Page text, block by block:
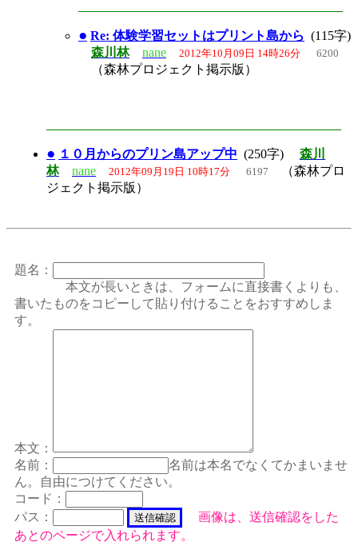
● Re: 体験学習セットはプリント島から (115字)
森川林
nane 2012年10月09日 14時26分 6200
（森林プロジェクト掲示版）
● １０月からのプリン島アップ中 (250字) 森川
林
nane 2012年09月19日 10時17分 6197
（森林プロ
ジェクト掲示版）
題名：
本文が長いときは、フォームに直接書くよりも、
書いたものをコピーして貼り付けることをおすすめしま
す。
本文：
名前：
名前は本名でなくてかまいませ
ん。自由につけてください。
コード：
パス：
画像は、送信確認をした
あとのページで入れられます。